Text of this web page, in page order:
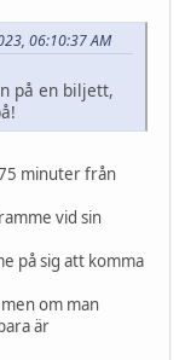
06:10:37 AM
på en biljett,
minuter från
vid sin
på sig att komma
om man
är